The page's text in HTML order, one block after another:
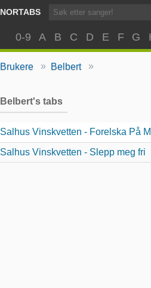
NORTABS
0-9 A B C D E F G
Brukere » Belbert »
Belbert's tabs
Salhus Vinskvetten - Forelska På
Salhus Vinskvetten - Slepp meg fri